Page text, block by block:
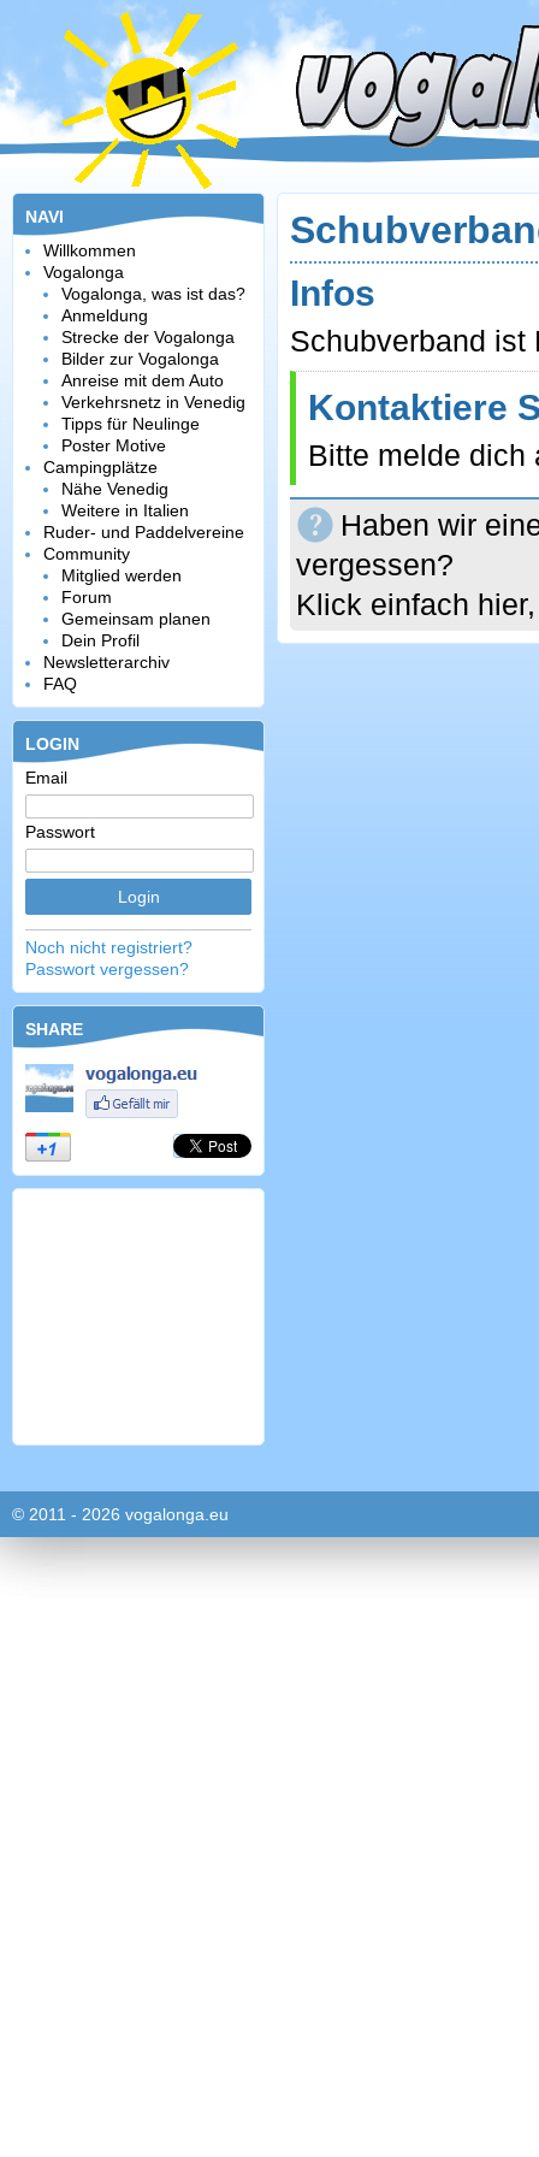
NAVI
Willkommen
Vogalonga
Vogalonga, was ist das?
Anmeldung
Strecke der Vogalonga
Bilder zur Vogalonga
Anreise mit dem Auto
Verkehrsnetz in Venedig
Tipps für Neulinge
Poster Motive
Campingplätze
Nähe Venedig
Weitere in Italien
Ruder- und Paddelvereine
Community
Mitglied werden
Forum
Gemeinsam planen
Dein Profil
Newsletterarchiv
FAQ
LOGIN
Email
Passwort
Noch nicht registriert?
Passwort vergessen?
SHARE
Infos
Schubverband ist
Kontaktiere
Bitte melde dich
Haben wir
vergessen?
Klick einfach
© 2011 - 2026 vogalonga.eu